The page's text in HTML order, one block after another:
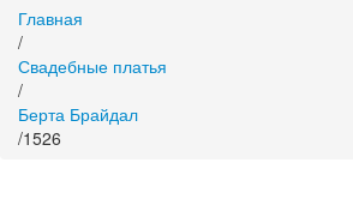
Главная
/
Свадебные платья
/
Берта Брайдал
/1526